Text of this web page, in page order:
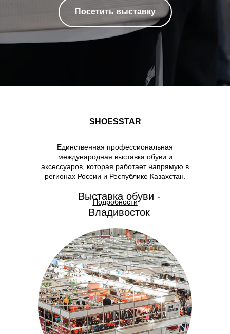
Посетить выставку
SHOESSTAR
Единственная профессиональная
международная выставка обуви и
аксессуаров, которая работает напрямую в
регионах России и Республике Казахстан.
Подробности
Выставка обуви -
Владивосток